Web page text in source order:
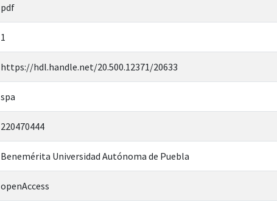
pdf
1
https://hdl.handle.net/20.500.12371/20633
spa
220470444
Benemérita Universidad Autónoma de Puebla
openAccess